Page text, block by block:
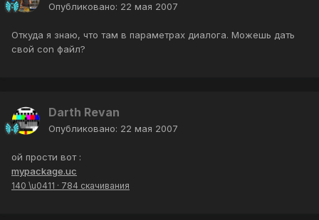
Опубликовано: 22 мая 2007
Откуда я знаю, что там в параметрах диалога. Можешь дать
свой con файл?
Darth Revan
Опубликовано: 22 мая 2007
ой прости вот :
mypackage.uc
140 \u0411 · 784 скачивания